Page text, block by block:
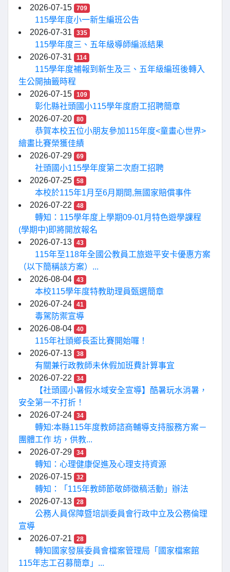
2026-07-15
709
115學年度小一新生編班公告
2026-07-31
335
115學年度三、五年級導師編派結果
2026-07-31
114
115學年度補報到新生及三、五年級編班後轉入
生公開抽籤時程
2026-07-15
109
彰化縣社頭國小115學年度廚工招聘簡章
2026-07-20
80
恭賀本校五位小朋友參加115年度<童畫心世界>
繪畫比賽榮獲佳績
2026-07-29
69
社頭國小115學年度第二次廚工招聘
2026-07-25
58
本校於115年1月至6月期間,無國家賠償事件
2026-07-22
48
轉知：115學年度上學期09-01月特色遊學課程
(學期中)即將開放報名
2026-07-13
43
115年至118年全國公教員工旅遊平安卡優惠方案
（以下簡稱該方案）...
2026-08-04
43
本校115學年度特教助理員甄選簡章
2026-07-24
41
毒駕防禦宣導
2026-08-04
40
115年社頭鄉長盃比賽開始囉！
2026-07-13
38
有關兼行政教師未休假加班費計算事宜
2026-07-22
34
【社頭國小暑假水域安全宣導】酷暑玩水消暑，
安全第一不打折！
2026-07-24
34
轉知:本縣115年度教師諮商輔導支持服務方案－
團體工作 坊，供教...
2026-07-29
34
轉知：心理健康促進及心理支持資源
2026-07-15
32
轉知：「115年教師節敬師徵稿活動」辦法
2026-07-13
28
公務人員保障暨培訓委員會行政中立及公務倫理
宣導
2026-07-21
28
轉知國家發展委員會檔案管理局「國家檔案館
115年志工召募簡章」...